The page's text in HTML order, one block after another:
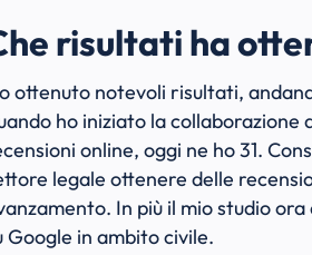
risultati ha
ottenuto notevoli risultati,
ho iniziato la collaborazione
online, oggi ne ho 31.
legale ottenere delle
In più il mio studio
Google in ambito civile.